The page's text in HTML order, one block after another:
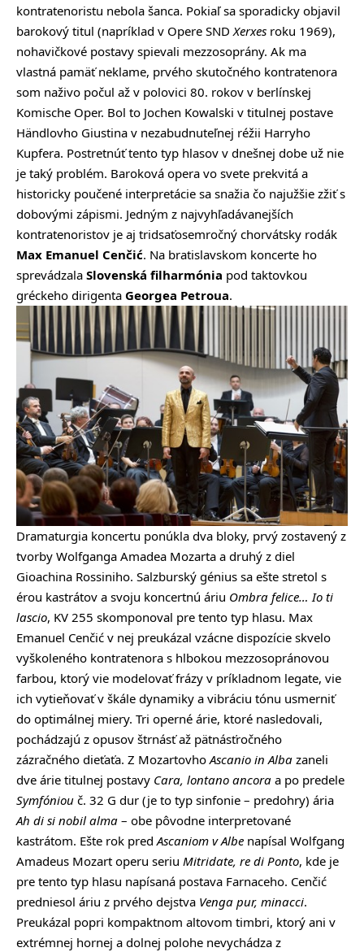
kontratenoristu nebola šanca. Pokiaľ sa sporadicky objavil
barokový titul (napríklad v Opere SNDXerxes roku 1969),
nohavičkové postavy spievali mezzosoprány. Ak ma
vlastná pamäť neklame, prvého skutočného kontratenora
som naživo počul až v polovici 80. rokov v berlínskej
Komische Oper. Bol to Jochen Kowalski v titulnej postave
Händlovho Giustina v nezabudnuteľnej réžii Harryho
Kupfera. Postretnúť tento typ hlasov v dnešnej dobe už nie
je taký problém. Baroková opera vo svete prekvitá a
historicky poučené interpretácie sa snažia čo najužšie zžiť s
dobovými zápismi. Jedným z najvyhľadávanejších
kontratenoristov je aj tridsaťosemročný chorvátsky rodák
Max Emanuel Cenčić. Na bratislavskom koncerte ho
sprevádzala Slovenská filharmónia pod taktovkou
gréckeho dirigenta Georgea Petroua.
Dramaturgia koncertu ponúkla dva bloky, prvý zostavený z
tvorby Wolfganga Amadea Mozarta a druhý z diel
Gioachina Rossiniho. Salzburský génius sa ešte stretol s
érou kastrátov a svoju koncertnú áriu Ombra felice… Io ti
lascio, KV 255 skomponoval pre tento typ hlasu. Max
Emanuel Cenčić v nej preukázal vzácne dispozície skvelo
vyškoleného kontratenora s hlbokou mezzosopránovou
farbou, ktorý vie modelovať frázy v príkladnom legate, vie
ich vytieňovať v škále dynamiky a vibráciu tónu usmerniť
do optimálnej miery. Tri operné árie, ktoré nasledovali,
pochádzajú z opusov štrnásť až pätnásťročného
zázračného dieťaťa. Z MozartovhoAscanio in Alba zaneli
dve árie titulnej postavy Cara, lontano ancora a po predele
Symfóniou č. 32 G dur (je to typ sinfonie – predohry) ária
Ah di si nobil alma – obe pôvodne interpretované
kastrátom. Ešte rok predAscaniom v Albe napísal Wolfgang
Amadeus Mozart operu seriu Mitridate, re di Ponto, kde je
pre tento typ hlasu napísaná postava Farnaceho. Cenčić
predniesol áriu z prvého dejstva Venga pur, minacci.
Preukázal popri kompaktnom altovom timbri, ktorý ani v
extrémnej hornej a dolnej polohe nevychádza z